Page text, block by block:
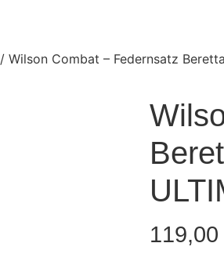
/ Wilson Combat – Federnsatz
119,00